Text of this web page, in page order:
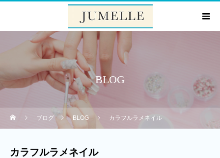
BLOG
ブログ BLOG カラフルラメネイル
カラフルラメネイル